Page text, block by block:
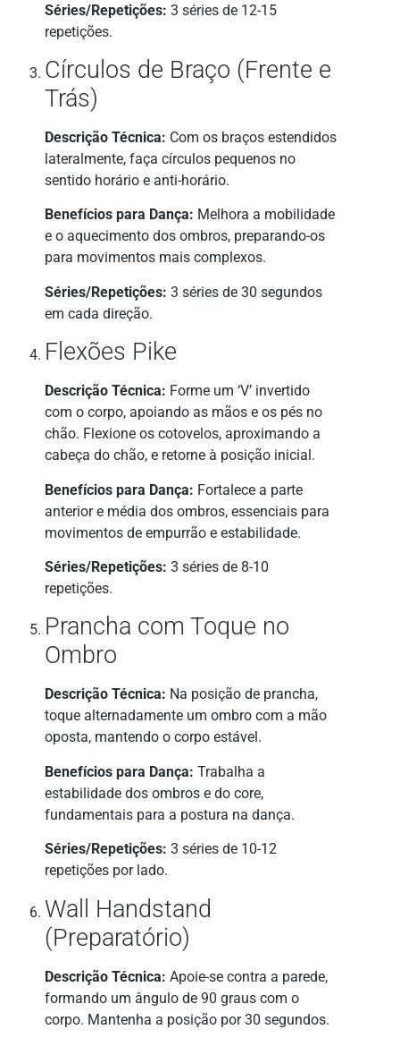
Séries/Repetições: 3 séries de 12-15
repetições.
Círculos de Braço (Frente e
Trás)
Descrição Técnica: Com os braços estendidos
lateralmente, faça círculos pequenos no
sentido horário e anti-horário.
Benefícios para Dança: Melhora a mobilidade
e o aquecimento dos ombros, preparando-os
para movimentos mais complexos.
Séries/Repetições: 3 séries de 30 segundos
em cada direção.
Flexões Pike
Descrição Técnica: Forme um ‘V’ invertido
com o corpo, apoiando as mãos e os pés no
chão. Flexione os cotovelos, aproximando a
cabeça do chão, e retorne à posição inicial.
Benefícios para Dança: Fortalece a parte
anterior e média dos ombros, essenciais para
movimentos de empurrão e estabilidade.
Séries/Repetições: 3 séries de 8-10
repetições.
Prancha com Toque no
Ombro
Descrição Técnica: Na posição de prancha,
toque alternadamente um ombro com a mão
oposta, mantendo o corpo estável.
Benefícios para Dança: Trabalha a
estabilidade dos ombros e do core,
fundamentais para a postura na dança.
Séries/Repetições: 3 séries de 10-12
repetições por lado.
Wall Handstand
(Preparatório)
Descrição Técnica: Apoie-se contra a parede,
formando um ângulo de 90 graus com o
corpo. Mantenha a posição por 30 segundos.